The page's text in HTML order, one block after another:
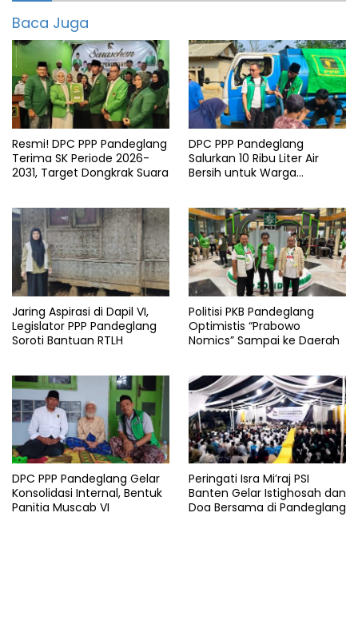
Jurnalis
Pandeglang
Baca Juga
Resmi! DPC PPP Pandeglang
Terima SK Periode 2026-
2031, Target Dongkrak Suara
DPC PPP Pandeglang
Salurkan 10 Ribu Liter Air
Bersih untuk Warga
Jaring Aspirasi di Dapil VI,
Legislator PPP Pandeglang
Soroti Bantuan RTLH
Politisi PKB Pandeglang
Optimistis “Prabowo
Nomics” Sampai ke Daerah
DPC PPP Pandeglang Gelar
Konsolidasi Internal, Bentuk
Panitia Muscab VI
Peringati Isra Mi’raj PSI
Banten Gelar Istighosah dan
Doa Bersama di Pandeglang